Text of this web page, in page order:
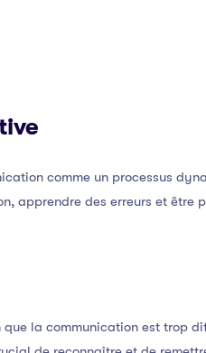
comme un processus
apprendre des erreurs et être
la communication est trop